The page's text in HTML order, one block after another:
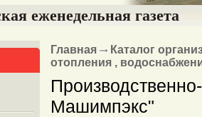
еженедельная газета
Главная
Каталог
отопления ,
Машимпэкс"